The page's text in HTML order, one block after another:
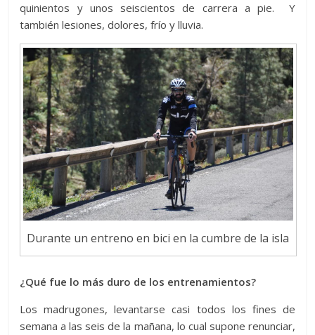
quinientos y unos seiscientos de carrera a pie. Y
también lesiones, dolores, frío y lluvia.
Durante un entreno en bici en la cumbre de la isla
¿Qué fue lo más duro de los entrenamientos?
Los madrugones, levantarse casi todos los fines de
semana a las seis de la mañana, lo cual supone renunciar,